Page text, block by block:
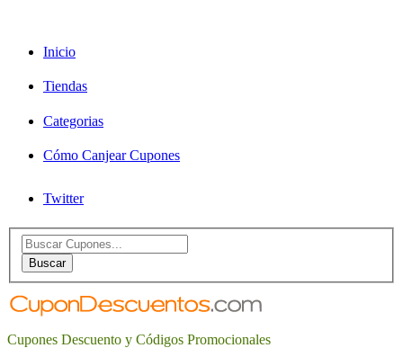
Inicio
Tiendas
Categorias
Cómo Canjear Cupones
Twitter
Search
for:Buscar
Cupones Descuento y Códigos Promocionales